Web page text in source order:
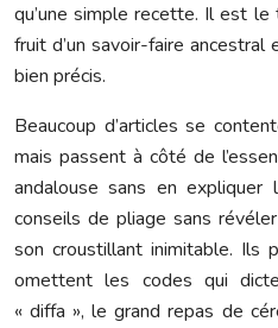
qu’une simple recette. Il est le
fruit d’un savoir-faire
bien précis.
Beaucoup d’articles se
mais passent à côté de
andalouse sans en
conseils de pliage sans
son croustillant inimitable. Ils
omettent les codes qui
« diffa », le grand repas de